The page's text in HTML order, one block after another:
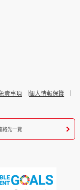
責事項
個人情報保護
絡先一覧